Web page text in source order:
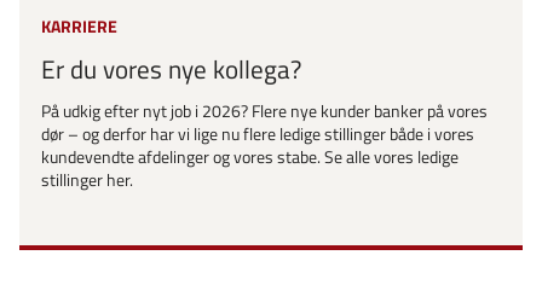
KARRIERE
Er du vores nye kollega?
På udkig efter nyt job i 2026? Flere nye kunder banker på vores
dør – og derfor har vi lige nu flere ledige stillinger både i vores
kundevendte afdelinger og vores stabe. Se alle vores ledige
stillinger her.